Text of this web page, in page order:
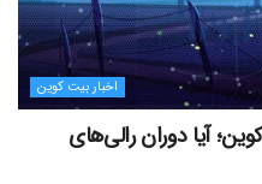
اخبار بیت کوین
آیا دوران رالی‌های